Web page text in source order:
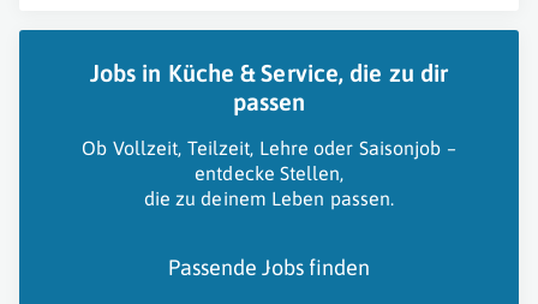
Jobs in Küche & Service, die zu dir
passen
Ob Vollzeit, Teilzeit, Lehre oder Saisonjob –
entdecke Stellen,
die zu deinem Leben passen.
Passende Jobs finden